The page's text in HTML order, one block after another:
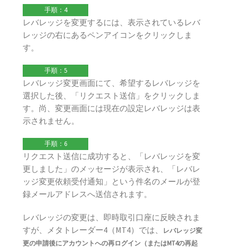
手順：4
レバレッジを変更するには、表示されているレバ
レッジの右にあるペンアイコンをクリックしま
す。
手順：5
レバレッジ変更画面にて、希望するレバレッジを
選択した後、「リクエスト送信」をクリックしま
す。尚、変更画面には現在の設定レバレッジは表
示されません。
手順：6
リクエスト送信に成功すると、「レバレッジを変
更しました」のメッセージが表示され、「レバレ
ッジ変更依頼受付通知」という件名のメールが登
録メールアドレスへ送信されます。
レバレッジの変更は、即時取引口座に反映されま
すが、メタトレーダー4（MT4）では、
レバレッジ変
更の申請後にアカウントへの再ログイン（またはMT4の再起